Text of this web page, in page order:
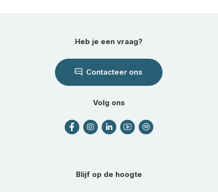
Heb je een vraag?
Contacteer ons
Volg ons
Blijf op de hoogte